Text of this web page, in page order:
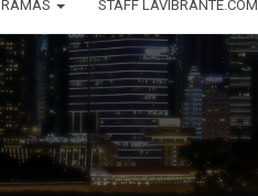
STAFF LAVIBRANTE.COM